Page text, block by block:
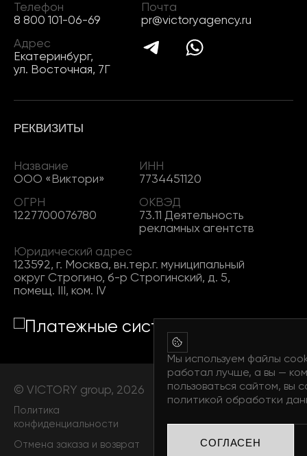
Телефон
8 800 101-06-69
Почта
pr@victoryagency.ru
Адрес
Екатеринбург,
ул. Восточная, 7Г
РЕКВИЗИТЫ
Название
ООО «Виктори»
ИНН
7734451120
ОГРН
1227700076780
ОКВЭД
73.11 Деятельность
рекламных агентств
Юридический адрес
123592, г. Москва, вн.тер.г. муниципальный
округ Строгино, б-р Строгинский, д. 5,
помещ. III, ком. IV
© VICTORY group, 2026
Политика
конфиденциальности
Отмена заказа и возврат Условия доставки
Мы используем файлы
работал лучше, а вы —
пользоваться сайтом, вы
политикой обработки
СОГЛАСЕН